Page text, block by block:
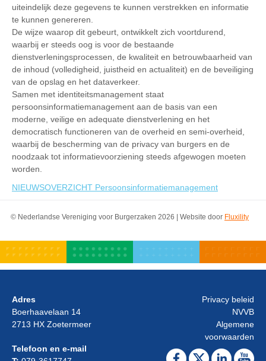
uiteindelijk deze gegevens te kunnen verstrekken en informatie
te kunnen genereren.
De wijze waarop dit gebeurt, ontwikkelt zich voortdurend,
waarbij er steeds oog is voor de bestaande
dienstverleningsprocessen, de kwaliteit en betrouwbaarheid van
de inhoud (volledigheid, juistheid en actualiteit) en de beveiliging
van de opslag en het dataverkeer.
Samen met identiteitsmanagement staat
persoonsinformatiemanagement aan de basis van een
moderne, veilige en adequate dienstverlening en het
democratisch functioneren van de overheid en semi-overheid,
waarbij de bescherming van de privacy van burgers en de
noodzaak tot informatievoorziening steeds afgewogen moeten
worden.
NIEUWSOVERZICHT Persoonsinformatiemanagement
© Nederlandse Vereniging voor Burgerzaken 2026 | Website door Fluxility
Adres
Boerhaavelaan 14
2713 HX Zoetermeer
Telefoon en e-mail
Privacy beleid
NVVB
Algemene
voorwaarden